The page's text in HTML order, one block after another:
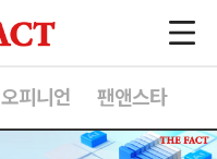
오피니언 팬앤스타